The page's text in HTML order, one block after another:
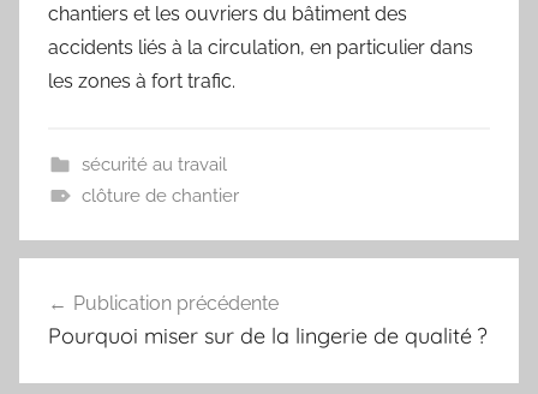
chantiers et les ouvriers du bâtiment des
accidents liés à la circulation, en particulier dans
les zones à fort trafic.
sécurité au travail
clôture de chantier
de
Publication précédente
Pourquoi miser sur de la lingerie de qualité ?